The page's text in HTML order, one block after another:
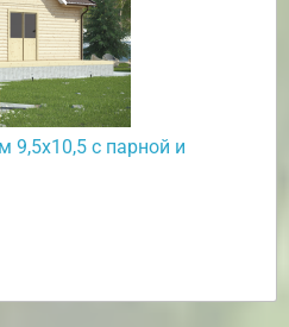
с парной и